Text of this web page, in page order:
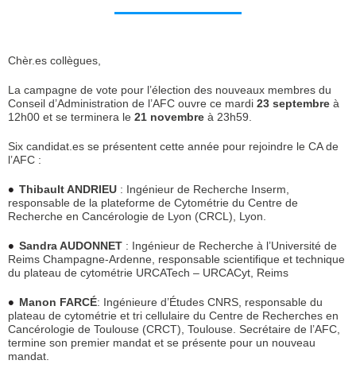
Chèr.es collègues,
La campagne de vote pour l’élection des nouveaux membres du
Conseil d’Administration de l’AFC ouvre ce mardi 23 septembre à
12h00 et se terminera le 21 novembre à 23h59.
Six candidat.es se présentent cette année pour rejoindre le CA de
l’AFC :
Thibault ANDRIEU : Ingénieur de Recherche Inserm,
responsable de la plateforme de Cytométrie du Centre de
Recherche en Cancérologie de Lyon (CRCL), Lyon.
Sandra AUDONNET : Ingénieur de Recherche à l’Université de
Reims Champagne-Ardenne, responsable scientifique et technique
du plateau de cytométrie URCATech – URCACyt, Reims
Manon FARCÉ: Ingénieure d’Études CNRS, responsable du
plateau de cytométrie et tri cellulaire du Centre de Recherches en
Cancérologie de Toulouse (CRCT), Toulouse. Secrétaire de l’AFC,
termine son premier mandat et se présente pour un nouveau
mandat.